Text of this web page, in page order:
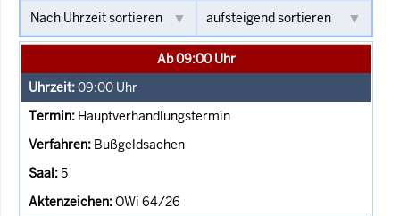
Ab 09:00 Uhr
09:00 Uhr
Hauptverhandlungstermin
Bußgeldsachen
5
OWi 64/26